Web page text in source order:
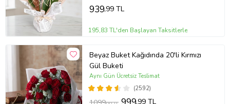
939,99 TL
195,83 TL'den Başlayan Taksitlerle
Beyaz Buket Kağıdında 20'li Kırmızı
Gül Buketi
(2592)
Aynı Gün Ücretsiz Teslimat
,99 TL